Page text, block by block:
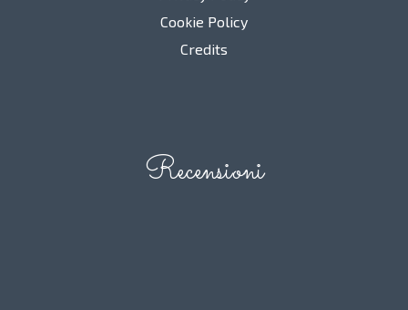
Cookie Policy
Credits
Recensioni